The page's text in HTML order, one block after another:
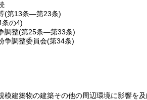
(第13条―第23条)
の4)
調整(第25条―第33条)
争調整委員会(第34条)
模建築物の建築その他の周辺環境に影響を